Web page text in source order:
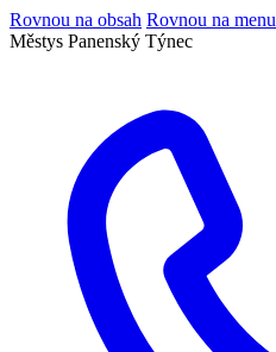
Rovnou na obsah Rovnou na menu
Městys Panenský Týnec